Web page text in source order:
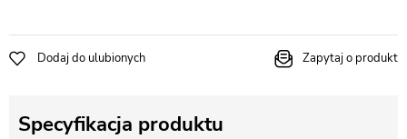
Dodaj do ulubionych Zapytaj o produkt
Specyfikacja produktu